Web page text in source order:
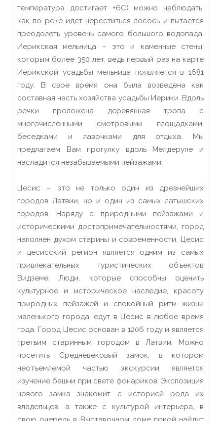
температура достигает +6C) можно наблюдать,
как по реке идет нереститься лосось и пытается
преодолеть уровень самого большого водопада.
Иерикская мельница – это и каменные стены,
которым более 350 лет, ведь первый раз на карте
Иерикской усадьбы мельница появляется в 1681
году. В свое время она была возведена как
составная часть хозяйства усадьбы Иерики. Вдоль
речки проложена деревянная тропа с
многочисленными смотровыми площадками,
беседками и лавочками для отдыха. Мы
предлагаем Вам прогулку вдоль Мелдерупе и
насладится незабываемыми пейзажами.
Цесис – это не только один из древнейших
городов Латвии, но и один из самых латышских
городов. Наряду с природными пейзажами и
историческими достопримечательностями, город
наполнен духом старины и современности. Цесис
и цесисский регион является одним из самых
привлекательных туристических объектов
Видземе. Люди, которые способны оценить
культурное и историческое наследие, красоту
природных пейзажей и спокойный ритм жизни
маленького города, едут в Цесис в любое время
года. Город Цесис основан в 1206 году и является
третьим старинным городом в Латвии. Можно
посетить Средневековый замок, в котором
неотъемлемой частью экскурсии является
изучение башни при свете фонариков. Экспозиция
нового замка знакомит с историей рода их
владельцев, а также с культурой интерьера, в